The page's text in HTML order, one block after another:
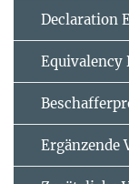
Declaration
Equivalency
Ergänzende